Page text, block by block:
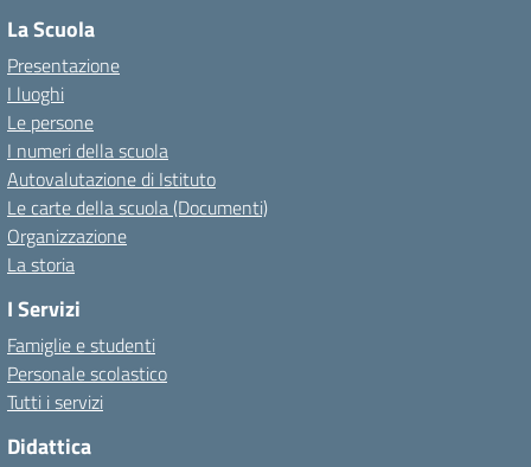
La Scuola
Presentazione
I luoghi
Le persone
I numeri della scuola
Autovalutazione di Istituto
Le carte della scuola (Documenti)
Organizzazione
La storia
I Servizi
Famiglie e studenti
Personale scolastico
Tutti i servizi
Didattica